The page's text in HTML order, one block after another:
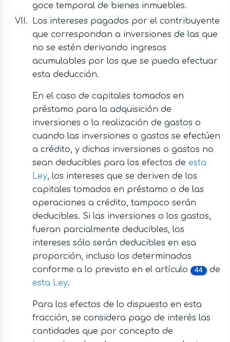
goce temporal de bienes inmuebles.
Los intereses pagados por el contribuyente
que correspondan a inversiones de las que
no se estén derivando ingresos
acumulables por los que se pueda efectuar
esta deducción.
En el caso de capitales tomados en
préstamo para la adquisición de
inversiones o la realización de gastos o
cuando las inversiones o gastos se efectúen
a crédito, y dichas inversiones o gastos no
sean deducibles para los efectos de esta
Ley, los intereses que se deriven de los
capitales tomados en préstamo o de las
operaciones a crédito, tampoco serán
deducibles. Si las inversiones o los gastos,
fueran parcialmente deducibles, los
intereses sólo serán deducibles en esa
proporción, incluso los determinados
conforme a lo previsto en el artículo
44 de
esta Ley.
Para los efectos de lo dispuesto en esta
fracción, se considera pago de interés las
cantidades que por concepto de